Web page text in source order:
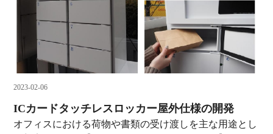
2023-02-06
ICカードタッチレスロッカー屋外仕様の開発
オフィスにおける荷物や書類の受け渡しを主な用途とし